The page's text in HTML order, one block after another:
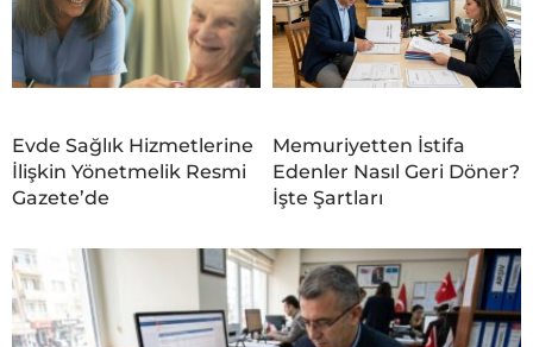
Evde Sağlık Hizmetlerine
İlişkin Yönetmelik Resmi
Gazete’de
Memuriyetten İstifa
Edenler Nasıl Geri Döner?
İşte Şartları